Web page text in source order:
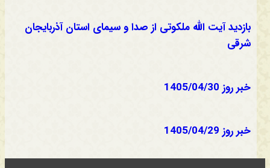
بازدید آیت الله ملکوتی از صدا و سیمای استان آذربایجان
شرقی
خبر روز 1405/04/30
خبر روز 1405/04/29